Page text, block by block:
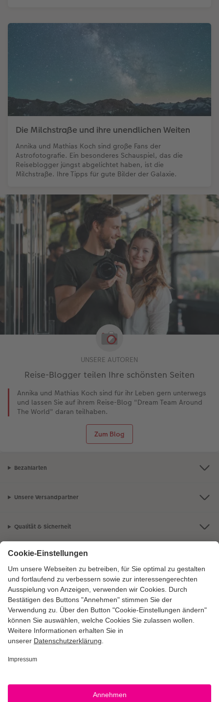
Die Milchstraße und ihre unendlichen Weiten
Annika und Mathias Koch sind große Fans der
Astrofotografie. Ein besonderes Schauspiel, das die
Reiseblogger jüngst abgelichtet haben, ist die
Milchstraße. Ihre Tipps für gute Bilder der Galaxie.
UNSERE AUTOREN
Reise-Blogger teilen Ihre schönsten Seiten
Annika und Mathias Koch sind für ihr Leben gern unterwegs
und lassen Sie auf ihrem Reise-Blog "Dream Team Around
The World" daran teilhaben.
Zum Blog
Bezahlarten
Unsere Versandpartner
Qualität & Sicherheit
Zertifizierungen & Initiativen
CEWE Fotowelt
Service